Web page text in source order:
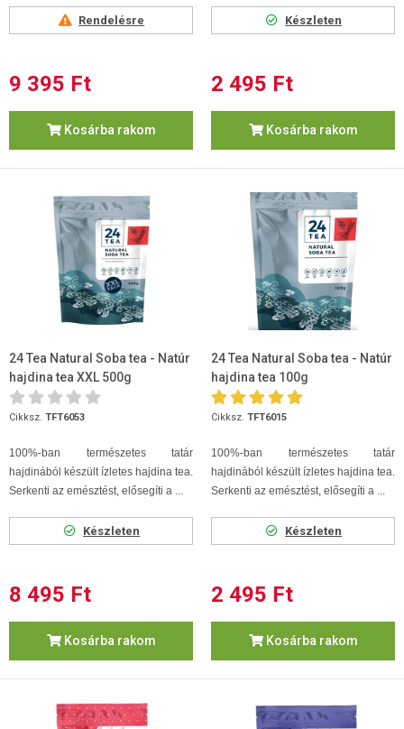
Rendelésre
9 395 Ft
Kosárba rakom
Készleten
2 495 Ft
Kosárba rakom
24 Tea Natural Soba tea - Natúr
hajdina tea XXL 500g
Cikksz. TFT6053
100%-ban természetes tatár
hajdinából készült ízletes hajdina tea.
Serkenti az emésztést, elősegíti a ...
Készleten
8 495 Ft
Kosárba rakom
24 Tea Natural Soba tea - Natúr
hajdina tea 100g
Cikksz. TFT6015
100%-ban természetes tatár
hajdinából készült ízletes hajdina tea.
Serkenti az emésztést, elősegíti a ...
Készleten
2 495 Ft
Kosárba rakom